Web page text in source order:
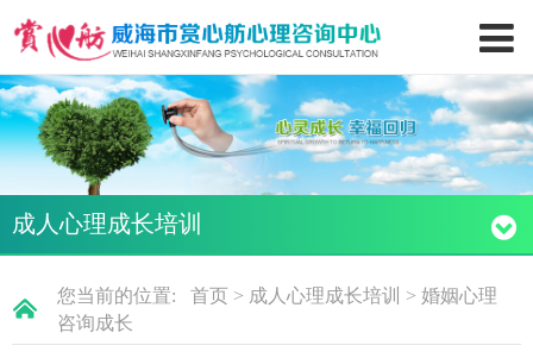
成人心理成长培训
您当前的位置: 首页> 成人心理成长培训 > 婚姻心理
咨询成长